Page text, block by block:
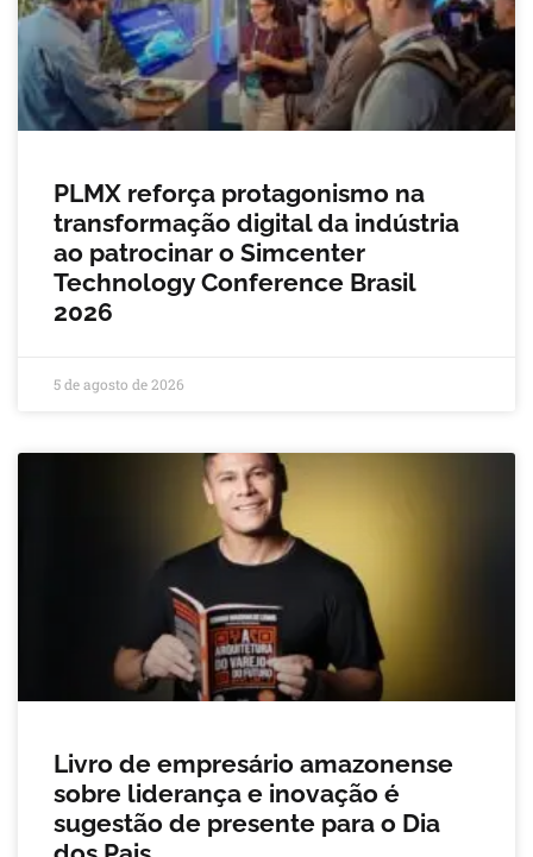
PLMX reforça protagonismo na
transformação digital da indústria
ao patrocinar o Simcenter
Technology Conference Brasil
2026
5 de agosto de 2026
Livro de empresário amazonense
sobre liderança e inovação é
sugestão de presente para o Dia